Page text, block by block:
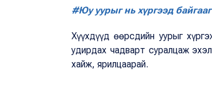
#Юу уурыг нь хүргээд
Хүүхдүүд өөрсдийн уурыг
удирдах чадварт суралцаж
хайж, ярилцаарай.